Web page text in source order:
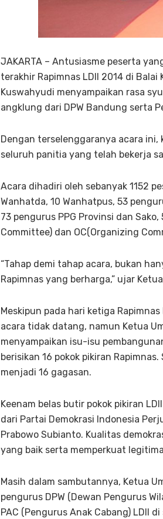
JAKARTA – Antusiasme peserta
terakhir Rapimnas LDII 2014 di
Kuswahyudi menyampaikan rasa
angklung dari DPW Bandung serta
Dengan terselenggaranya acara
seluruh panitia yang telah bekerja
Acara dihadiri oleh sebanyak 1152
Wanhatda, 10 Wanhatpus, 53
73 pengurus PPG Provinsi dan
Committee) dan OC(Organizing
“Tahap demi tahap acara, bukan
Rapimnas yang berharga,” ujar
Meskipun pada hari ketiga
acara tidak datang, namun Ketua
menyampaikan isu-isu
berisikan 16 pokok pikiran
menjadi 16 gagasan.
Keenam belas butir pokok pikiran
dari Partai Demokrasi Indonesia
Prabowo Subianto. Kualitas
yang baik serta memperkuat
Masih dalam sambutannya, Ketua
pengurus DPW (Dewan Pengurus
PAC (Pengurus Anak Cabang) LDII